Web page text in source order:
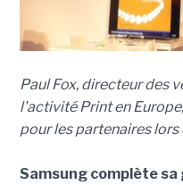
Paul Fox, directeur des
l'activité Print en
pour les partenaires
Samsung complète sa